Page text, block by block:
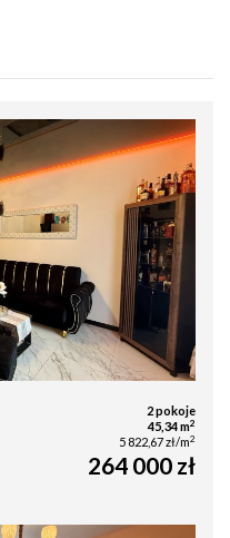
2 pokoje
45,34 m2
5 822,67 zł/m2
264 000 zł